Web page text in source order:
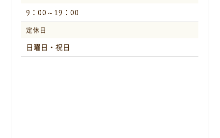
9：00～19：00
定休日
日曜日・祝日